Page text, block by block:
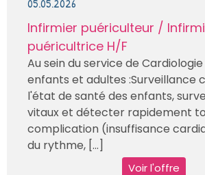
05.05.2026
Infirmier puériculteur /
puéricultrice H/F
Au sein du service de
enfants et adultes :Surveillance
l'état de santé des enfants,
vitaux et détecter rapidement
complication (insuffisance
du rythme, [...]
Voir l'offre